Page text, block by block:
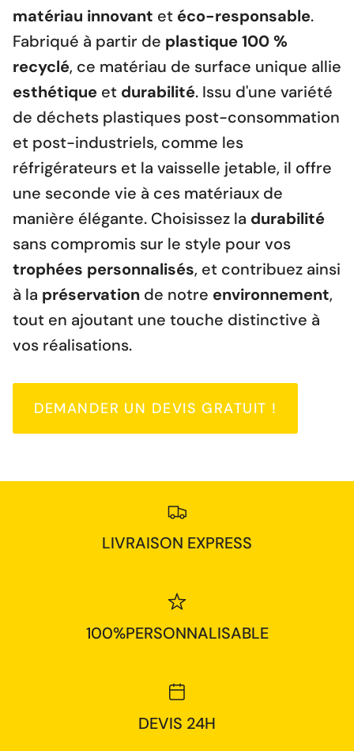
matériau innovant et éco-responsable.
Fabriqué à partir de plastique 100 %
recyclé, ce matériau de surface unique allie
esthétique et durabilité. Issu d'une variété
de déchets plastiques post-consommation
et post-industriels, comme les
réfrigérateurs et la vaisselle jetable, il offre
une seconde vie à ces matériaux de
manière élégante. Choisissez la durabilité
sans compromis sur le style pour vos
trophées personnalisés, et contribuez ainsi
à la préservation de notre environnement,
tout en ajoutant une touche distinctive à
vos réalisations.
DEMANDER UN DEVIS GRATUIT !
LIVRAISON EXPRESS
100%PERSONNALISABLE
DEVIS 24H